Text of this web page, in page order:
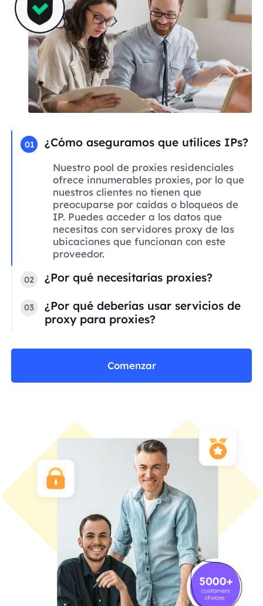
01 ¿Cómo aseguramos que utilices IPs?
Nuestro pool de proxies residenciales
ofrece innumerables proxies, por lo que
nuestros clientes no tienen que
preocuparse por caídas o bloqueos de
IP. Puedes acceder a los datos que
necesitas con servidores proxy de las
ubicaciones que funcionan con este
proveedor.
02 ¿Por qué necesitarías proxies?
03
¿Por qué deberías usar servicios de
proxy para proxies?
Comenzar